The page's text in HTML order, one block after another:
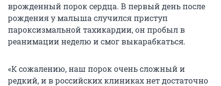
врожденный порок сердца. В первый день после
рождения у малыша случился приступ
пароксизмальной тахикардии, он пробыл в
реанимации неделю и смог выкарабкаться.
«К сожалению, наш порок очень сложный и
редкий, и в российских клиниках нет достаточно